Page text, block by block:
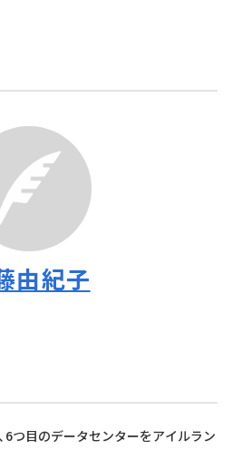
由紀子
6つ目のデータセンターをアイルラン